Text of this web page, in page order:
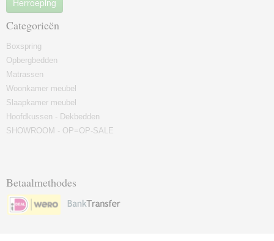
Herroeping
Categorieën
Boxspring
Opbergbedden
Matrassen
Woonkamer meubel
Slaapkamer meubel
Hoofdkussen - Dekbedden
SHOWROOM - OP=OP-SALE
Betaalmethodes